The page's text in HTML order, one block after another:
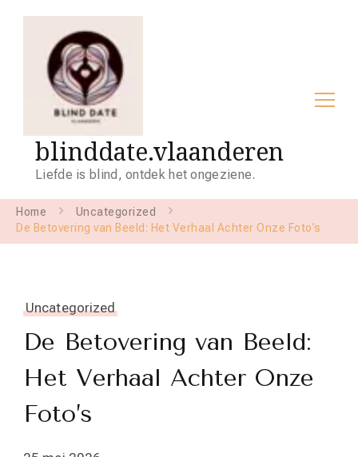
blinddate.vlaanderen
Liefde is blind, ontdek het ongeziene.
Home
Uncategorized
De Betovering van Beeld: Het Verhaal Achter Onze Foto’s
Uncategorized
De Betovering van Beeld:
Het Verhaal Achter Onze
Foto’s